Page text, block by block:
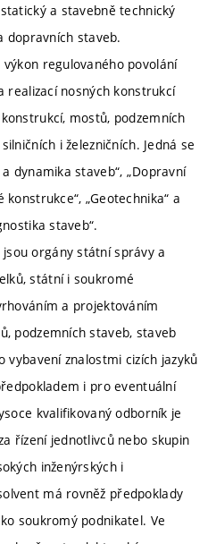
a stavebně technický
dopravních staveb.
regulovaného povolání
realizací nosných konstrukcí
mostů, podzemních
i železničních. Jedná se
dynamika staveb“, „Dopravní
„Geotechnika“ a
staveb“.
orgány státní správy a
státní i soukromé
a projektováním
podzemních staveb, staveb
znalostmi cizích jazyků
i pro eventuální
kvalifikovaný odborník je
řízení jednotlivců nebo skupin
inženýrských i
má rovněž předpoklady
soukromý podnikatel. Ve